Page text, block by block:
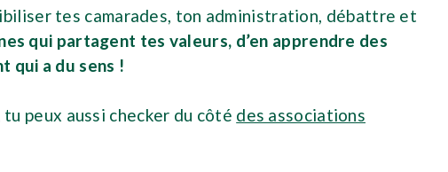
tes camarades, ton administration, débattre et
qui partagent tes valeurs, d’en apprendre des
qui a du sens !
peux aussi checker du côté des associations